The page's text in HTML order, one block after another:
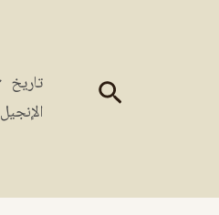
البحث تاريخ
الإنجيل